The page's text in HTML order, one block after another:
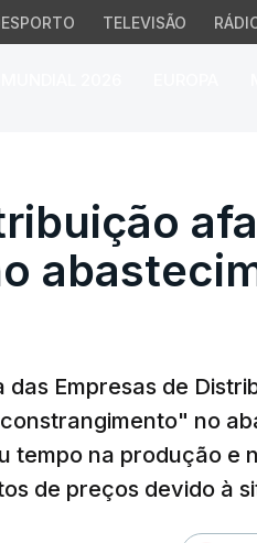
TELEVISÃO
Empresas de
no
tempo na produção e
de preços devido à